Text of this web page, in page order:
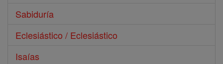
Sabiduría
Eclesiástico / Eclesiástico
Isaías